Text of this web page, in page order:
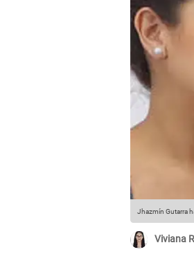
Jhazmín Gutarra
Viviana